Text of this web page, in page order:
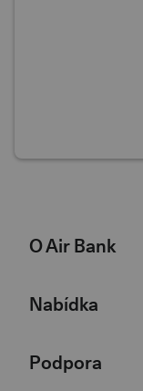
O Air Bank
O nás
Nabídka
Podpora